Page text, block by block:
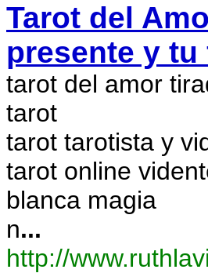
Tarot del
presente y
tarot del amor
tarot
tarot tarotista y
tarot online
blanca magia
n...
http://